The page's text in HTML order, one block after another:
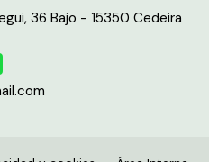
36 Bajo - 15350 Cedeira